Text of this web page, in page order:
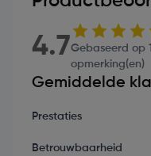
4.7Gebaseerd op
opmerking(en)
Gemiddelde
Prestaties
Betrouwbaarheid